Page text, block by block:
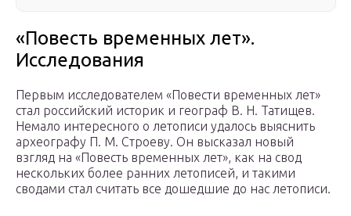
«Повесть временных лет».
Исследования
Первым исследователем «Повести временных лет»
стал российский историк и географ В. Н. Татищев.
Немало интересного о летописи удалось выяснить
археографу П. М. Строеву. Он высказал новый
взгляд на «Повесть временных лет», как на свод
нескольких более ранних летописей, и такими
сводами стал считать все дошедшие до нас летописи.